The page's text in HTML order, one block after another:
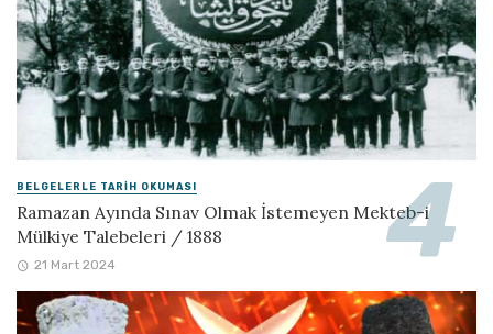
BELGELERLE TARIH OKUMASI
Ramazan Ayında Sınav Olmak İstemeyen Mekteb-i
Mülkiye Talebeleri / 1888
21 Mart 2024